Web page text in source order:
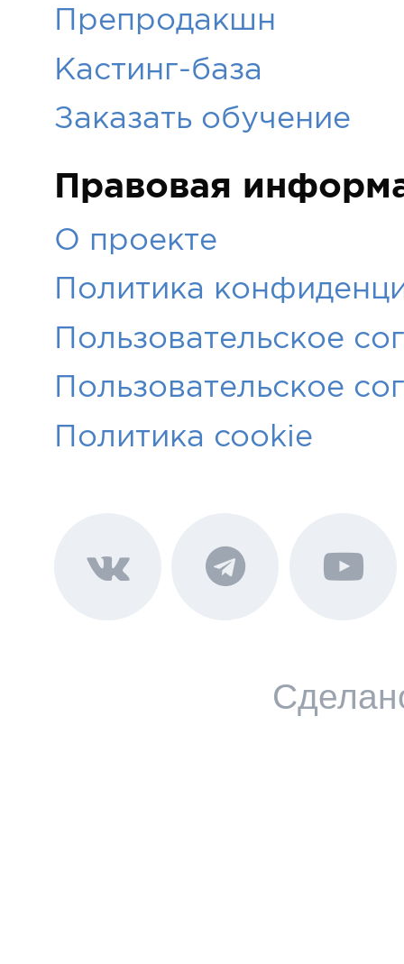
Препродакшн
Кастинг-база
Заказать обучение
Правовая
О проекте
Политика
Пользовательское
Пользовательское
Политика cookie